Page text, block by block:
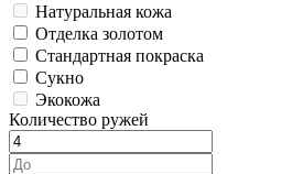
Натуральная кожа
Отделка золотом
Стандартная покраска
Сукно
Экокожа
Количество ружей